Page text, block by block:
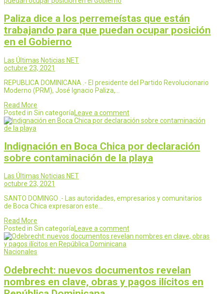
Paliza dice a los perremeístas que están
trabajando para que puedan ocupar posición
en el Gobierno
Las Últimas Noticias NET
octubre 23, 2021
REPUBLICA DOMINICANA .- El presidente del Partido Revolucionario
Moderno (PRM), José Ignacio Paliza,…
Read More
Posted in Sin categoríaLeave a comment
Indignación en Boca Chica por declaración
sobre contaminación de la playa
Las Últimas Noticias NET
octubre 23, 2021
SANTO DOMINGO .- Las autoridades, empresarios y comunitarios
de Boca Chica expresaron este…
Read More
Posted in Sin categoríaLeave a comment
Nacionales
Odebrecht: nuevos documentos revelan
nombres en clave, obras y pagos ilícitos en